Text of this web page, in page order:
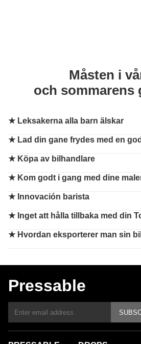
Måsten i
och sommarens
★ Leksakerna alla barn älskar
★ Lad din gane frydes med en
★ Köpa av bilhandlare
★ Kom godt i gang med dine
★ Innovación barista
★ Inget att hålla tillbaka med din
★ Hvordan eksporterer man sin
Pressable